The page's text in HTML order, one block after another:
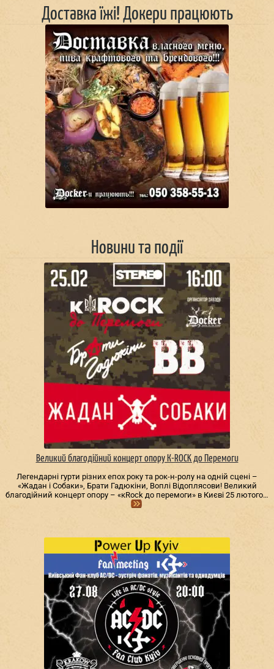
Доставка їжі! Докери працюють
Новини та події
Великий благодійний концерт опору К-ROCK до Перемоги
Легендарні гурти різних епох року та рок-н-ролу на одній сцені –
«Жадан і Собаки», Брати Гадюкіни, Воплі Відоплясови! Великий
благодійний концерт опору – «кRock до перемоги» в Києві 25 лютого…